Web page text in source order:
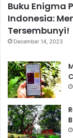
Buku Enigma
Indonesia:
Tersembunyi!
December 14, 2023